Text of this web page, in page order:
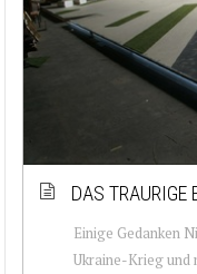
DAS TRAURIGE
Einige Gedanken
Ukraine-Krieg und